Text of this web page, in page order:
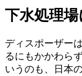
下水処理
ディスポーザー
るにもかかわら
いうのも、日本